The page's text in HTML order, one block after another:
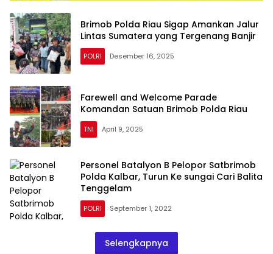
Brimob Polda Riau Sigap Amankan Jalur
Lintas Sumatera yang Tergenang Banjir
POLRI Desember 16, 2025
Farewell and Welcome Parade
Komandan Satuan Brimob Polda Riau
TNI April 9, 2025
Personel Batalyon B Pelopor Satbrimob
Polda Kalbar, Turun Ke sungai Cari Balita
Tenggelam
POLRI September 1, 2022
Selengkapnya